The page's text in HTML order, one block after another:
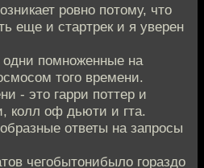
ровно потому, что
еще и стартрек и я уверен
помноженные на
того времени.
- это гарри поттер и
колл оф дьюти и гта.
ответы на запросы
чегобытонибыло гораздо